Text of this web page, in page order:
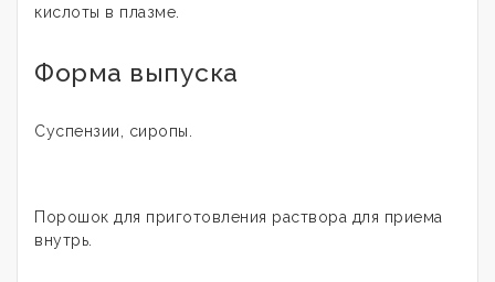
кислоты в плазме.
Форма выпуска
Суспензии, сиропы.
Порошок для приготовления раствора для приема
внутрь.